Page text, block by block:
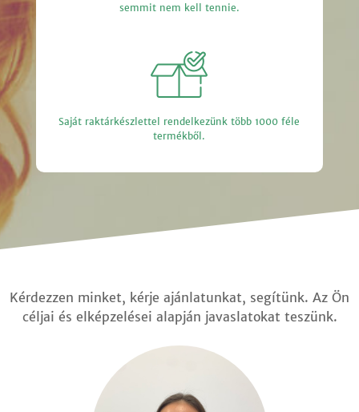
semmit nem kell tennie.
Saját raktárkészlettel rendelkezünk több 1000 féle
termékből.
Kérdezzen minket, kérje ajánlatunkat, segítünk. Az Ön
céljai és elképzelései alapján javaslatokat teszünk.